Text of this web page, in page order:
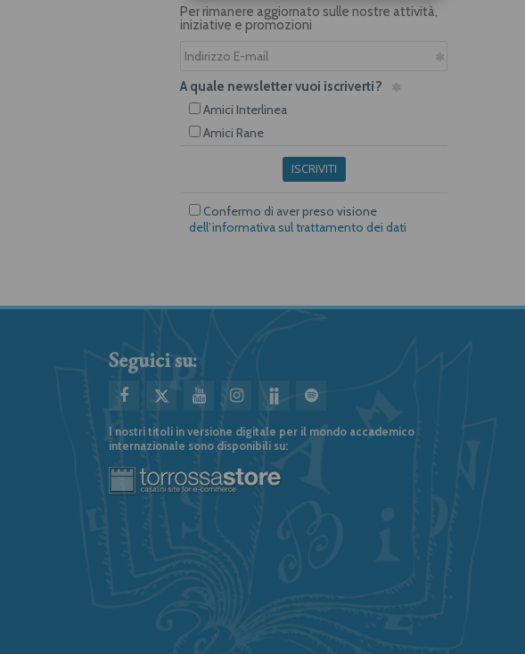
Per rimanere aggiornato sulle nostre attività,
iniziative e promozioni
A quale newsletter vuoi iscriverti?
Amici Interlinea
Amici Rane
ISCRIVITI
Confermo di aver preso visione
dell’informativa sul trattamento dei dati
Seguici su:
I nostri titoli in versione digitale per il mondo accademico
internazionale sono disponibili su: